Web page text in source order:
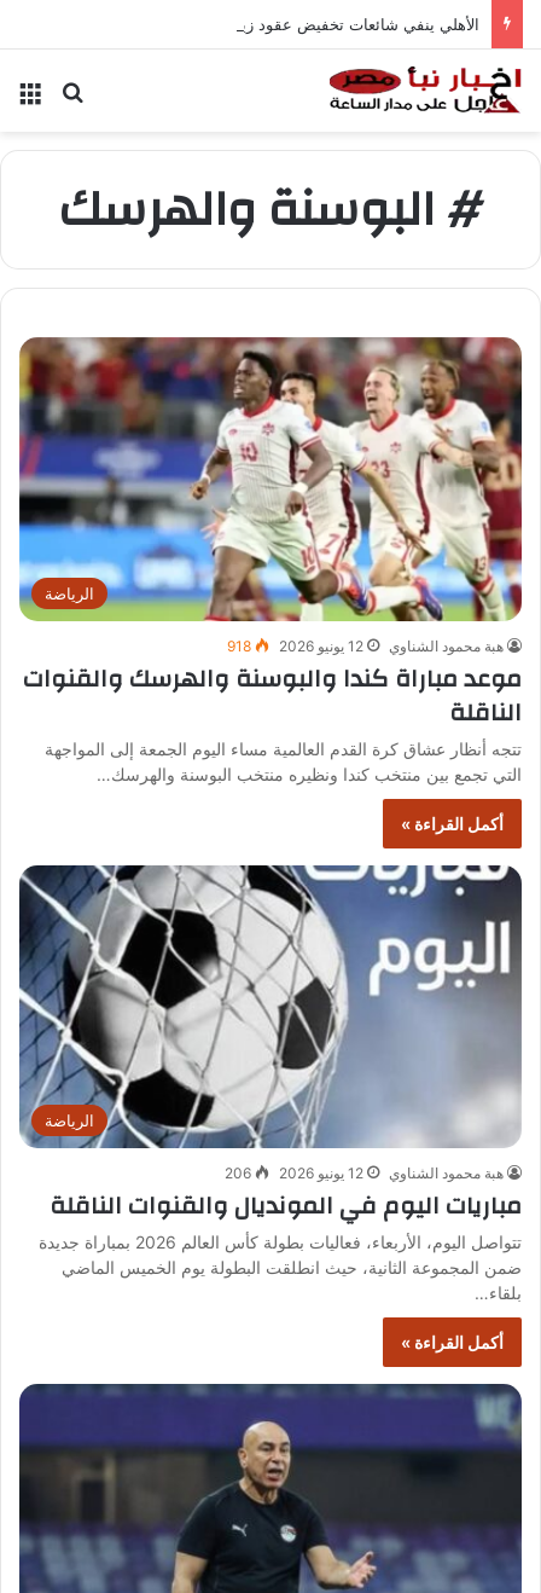
الأهلي ينفي شائعات تخفيض عقود زيزو والشناوي
بحث
# البوسنة والهرسك
الرياضة
هبة محمود الشناوي 12 يونيو 2026 918
موعد مباراة كندا والبوسنة والهرسك والقنوات
الناقلة
تتجه أنظار عشاق كرة القدم العالمية مساء اليوم الجمعة إلى المواجهة
التي تجمع بين منتخب كندا ونظيره منتخب البوسنة والهرسك…
أكمل القراءة »
الرياضة
هبة محمود الشناوي 12 يونيو 2026 206
مباريات اليوم في المونديال والقنوات الناقلة
تتواصل اليوم، الأربعاء، فعاليات بطولة كأس العالم 2026 بمباراة جديدة
ضمن المجموعة الثانية، حيث انطلقت البطولة يوم الخميس الماضي
بلقاء…
أكمل القراءة »